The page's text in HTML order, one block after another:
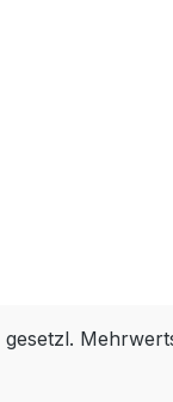
gesetzl.